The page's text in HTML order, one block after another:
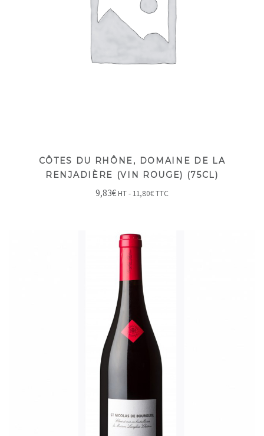
CÔTES DU RHÔNE, DOMAINE DE LA
RENJADIÈRE (VIN ROUGE) (75CL)
9,83€ HT - 11,80€TTC